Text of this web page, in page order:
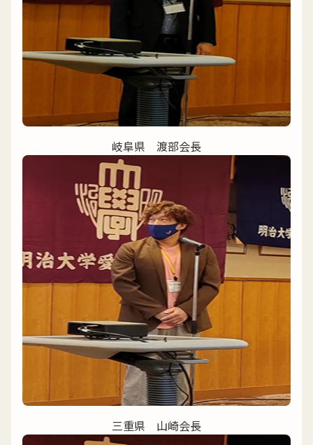
岐阜県 渡部会長
三重県 山崎会長